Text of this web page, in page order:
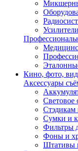
Кино, фото,
Аксессуары
Световое
Стэдикам
Сумки и
Фильтры
Фоны и
Штативы